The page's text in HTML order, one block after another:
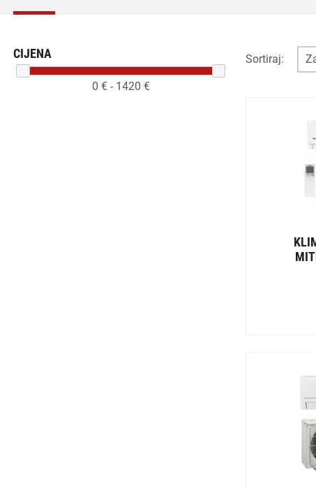
CIJENA
0 € - 1420 €
Sortiraj: